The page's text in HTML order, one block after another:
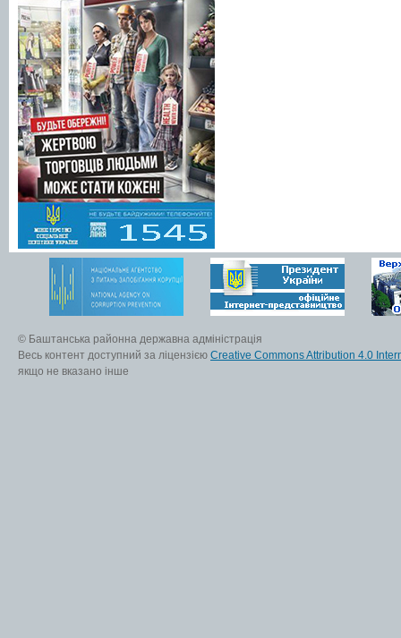
© Баштанська районна державна адміністрація
Весь контент доступний за ліцензією Creative Commons Attribution 4.0
якщо не вказано інше